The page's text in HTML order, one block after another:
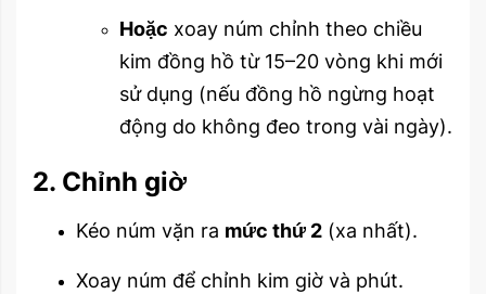
Hoặc xoay núm chỉnh theo chiều
kim đồng hồ từ 15–20 vòng khi mới
sử dụng (nếu đồng hồ ngừng hoạt
động do không đeo trong vài ngày).
2. Chỉnh giờ
Kéo núm vặn ra mức thứ 2 (xa nhất).
Xoay núm để chỉnh kim giờ và phút.